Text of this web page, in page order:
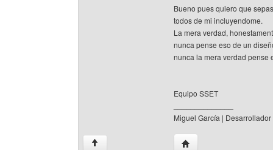
Bueno pues quiero que
todos de mi incluyendome.
La mera verdad,
nunca pense eso de un
nunca la mera verdad pense
Equipo SSET
Miguel García |
↑ Visitar sitio web del